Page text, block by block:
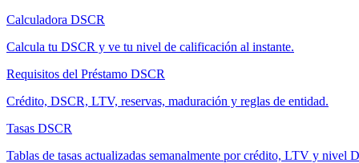
Calculadora DSCR
Calcula tu DSCR y ve tu nivel de calificación al instante.
Requisitos del Préstamo DSCR
Crédito, DSCR, LTV, reservas, maduración y reglas de entidad.
Tasas DSCR
Tablas de tasas actualizadas semanalmente por crédito, LTV y nivel